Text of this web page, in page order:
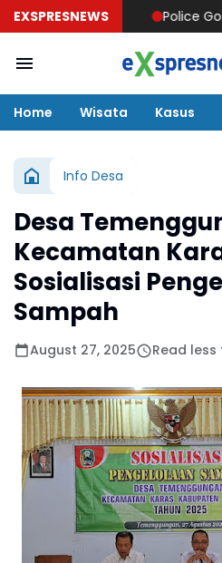
EXSPRESNEWSPolice Goes to
Home Wisata Kasus
Info Desa
Desa
Kecamatan
Sosialisasi
Sampah
August 27, 2025 Read